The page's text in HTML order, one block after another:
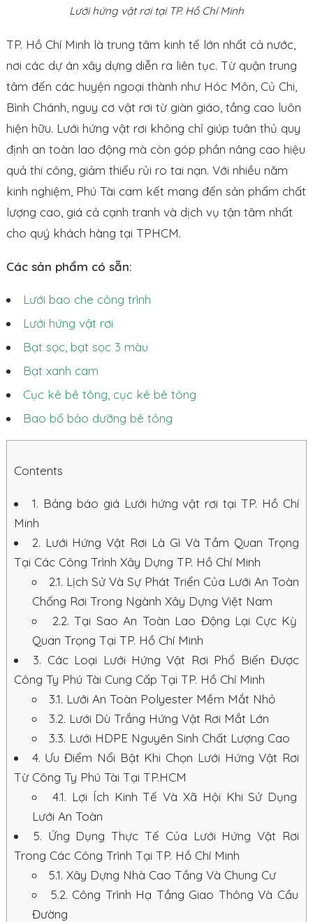
Lưới hứng vật rơi tại TP. Hồ Chí Minh
TP. Hồ Chí Minh là trung tâm kinh tế lớn nhất cả nước,
nơi các dự án xây dựng diễn ra liên tục. Từ quận trung
tâm đến các huyện ngoại thành như Hóc Môn, Củ Chi,
Bình Chánh, nguy cơ vật rơi từ giàn giáo, tầng cao luôn
hiện hữu. Lưới hứng vật rơi không chỉ giúp tuân thủ quy
định an toàn lao động mà còn góp phần nâng cao hiệu
quả thi công, giảm thiểu rủi ro tai nạn. Với nhiều năm
kinh nghiệm, Phú Tài cam kết mang đến sản phẩm chất
lượng cao, giá cả cạnh tranh và dịch vụ tận tâm nhất
cho quý khách hàng tại TPHCM.
Các sản phẩm có sẵn:
Lưới bao che công trình
Lưới hứng vật rơi
Bạt sọc, bạt sọc 3 màu
Bạt xanh cam
Cục kê bê tông, cục kê bê tông
Bao bố bảo dưỡng bê tông
Contents
1. Bảng báo giá Lưới hứng vật rơi tại TP. Hồ Chí
Minh
2. Lưới Hứng Vật Rơi Là Gì Và Tầm Quan Trọng
Tại Các Công Trình Xây Dựng TP. Hồ Chí Minh
2.1. Lịch Sử Và Sự Phát Triển Của Lưới An Toàn
Chống Rơi Trong Ngành Xây Dựng Việt Nam
2.2. Tại Sao An Toàn Lao Động Lại Cực Kỳ
Quan Trọng Tại TP. Hồ Chí Minh
3. Các Loại Lưới Hứng Vật Rơi Phổ Biến Được
Công Ty Phú Tài Cung Cấp Tại TP. Hồ Chí Minh
3.1. Lưới An Toàn Polyester Mềm Mắt Nhỏ
3.2. Lưới Dù Trắng Hứng Vật Rơi Mắt Lớn
3.3. Lưới HDPE Nguyên Sinh Chất Lượng Cao
4. Ưu Điểm Nổi Bật Khi Chọn Lưới Hứng Vật Rơi
Từ Công Ty Phú Tài Tại TP.HCM
4.1. Lợi Ích Kinh Tế Và Xã Hội Khi Sử Dụng
Lưới An Toàn
5. Ứng Dụng Thực Tế Của Lưới Hứng Vật Rơi
Trong Các Công Trình Tại TP. Hồ Chí Minh
5.1. Xây Dựng Nhà Cao Tầng Và Chung Cư
5.2. Công Trình Hạ Tầng Giao Thông Và Cầu
Đường